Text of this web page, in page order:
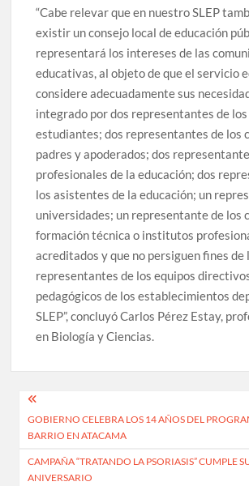
“Cabe relevar que en nuestro SLEP
existir un consejo local de educación
representará los intereses de las
educativas, al objeto de que el servicio
considere adecuadamente sus
integrado por dos representantes de
estudiantes; dos representantes de los
padres y apoderados; dos
profesionales de la educación; dos
los asistentes de la educación; un
universidades; un representante de los
formación técnica o institutos
acreditados y que no persiguen fines de
representantes de los equipos
pedagógicos de los establecimientos
SLEP”, concluyó Carlos Pérez Estay,
en Biología y Ciencias.
Navegación
de
entradas
GOBIERNO CELEBRA LOS 14 AÑOS DEL
BARRIO EN ATACAMA
CAMPAÑA “TRATANDO LA PSORIASIS” CUMPLE
ANIVERSARIO